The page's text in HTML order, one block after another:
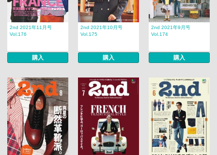
2nd 2021年11月号
Vol.176
購入
2nd 2021年10月号
Vol.175
購入
2nd 2021年9月号
Vol.174
購入